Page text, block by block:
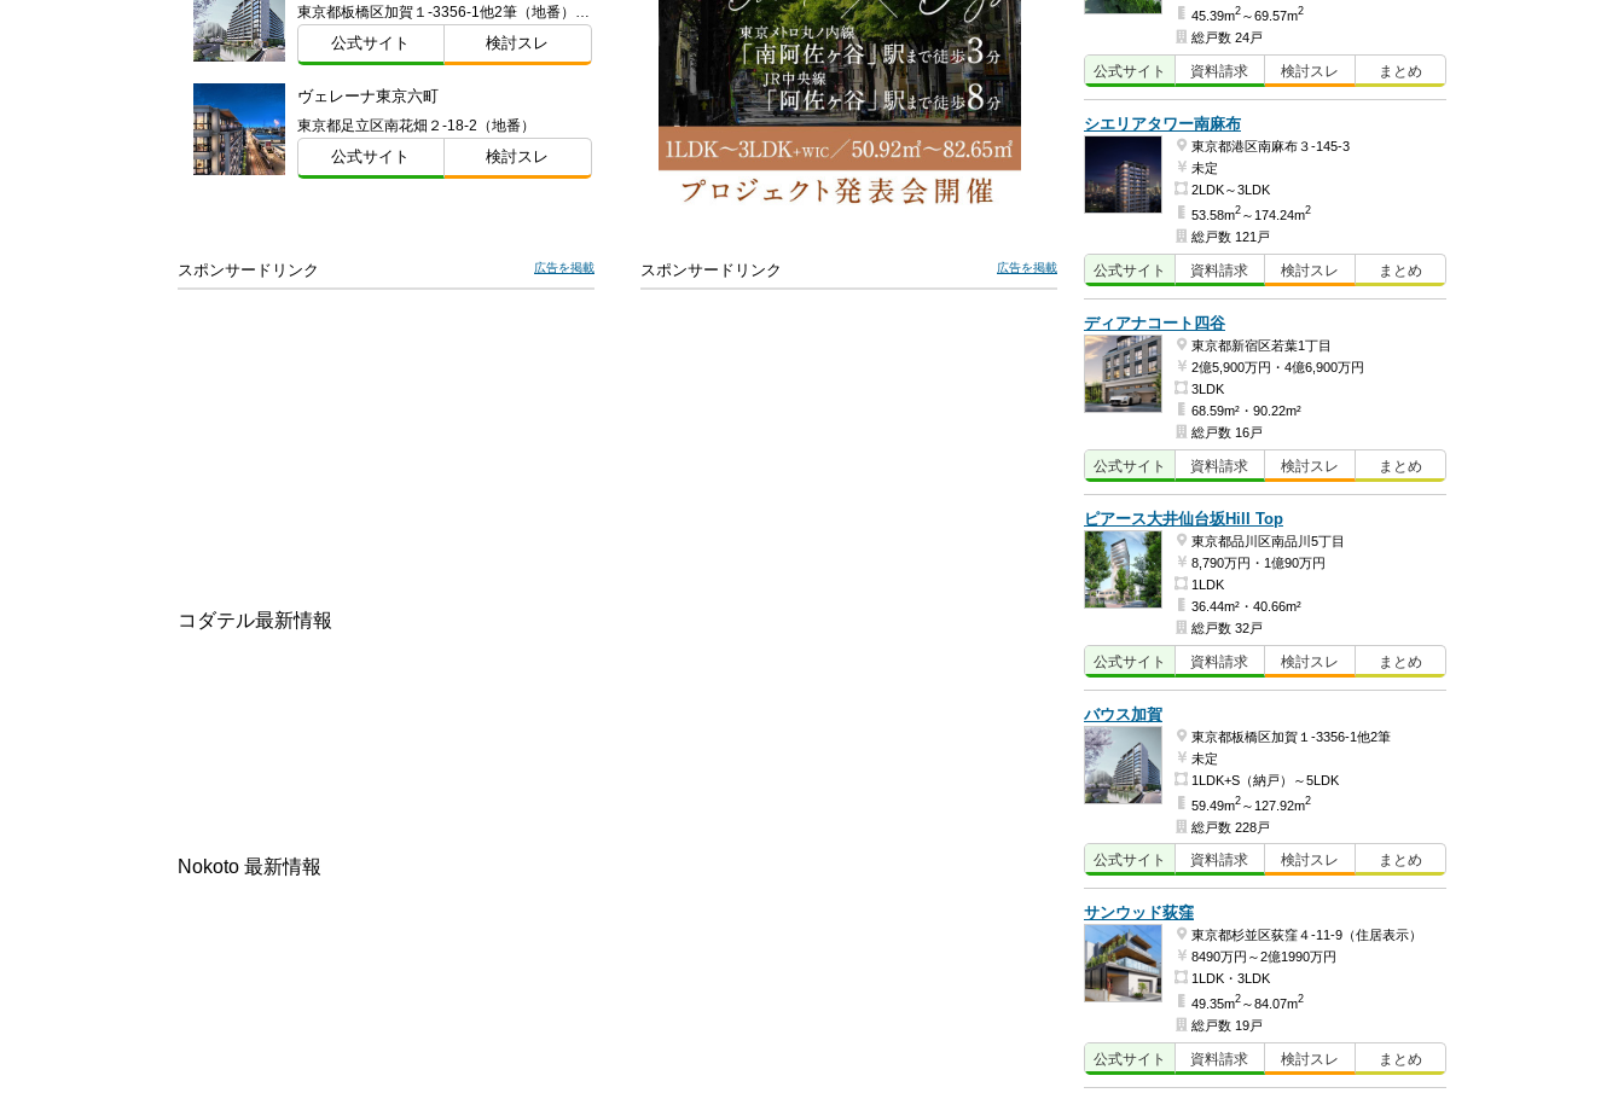
東京都板橋区加賀１-3356-1他2筆（地番）ほか
公式サイト 検討スレ
ヴェレーナ東京六町
東京都足立区南花畑２-18-2（地番）
公式サイト 検討スレ
スポンサードリンク 広告を掲載 スポンサードリンク 広告を掲載
コダテル最新情報
Nokoto 最新情報
45.39m2 ～69.57m2
総戸数 24戸
公式サイト 資料請求 検討スレ まとめ
シエリアタワー南麻布
東京都港区南麻布３-145-3
未定
2LDK～3LDK
53.58m2 ～174.24m2
総戸数 121戸
公式サイト 資料請求 検討スレ まとめ
ディアナコート四谷
東京都新宿区若葉1丁目
2億5,900万円・4億6,900万円
3LDK
68.59m²・90.22m²
総戸数 16戸
公式サイト 資料請求 検討スレ まとめ
ピアース大井仙台坂Hill Top
東京都品川区南品川5丁目
8,790万円・1億90万円
1LDK
36.44m²・40.66m²
総戸数 32戸
公式サイト 資料請求 検討スレ まとめ
バウス加賀
東京都板橋区加賀１-3356-1他2筆
未定
1LDK+S（納戸）～5LDK
59.49m2 ～127.92m2
総戸数 228戸
公式サイト 資料請求 検討スレ まとめ
サンウッド荻窪
東京都杉並区荻窪４-11-9（住居表示）
8490万円～2億1990万円
1LDK・3LDK
49.35m2 ～84.07m2
総戸数 19戸
公式サイト 資料請求 検討スレ まとめ